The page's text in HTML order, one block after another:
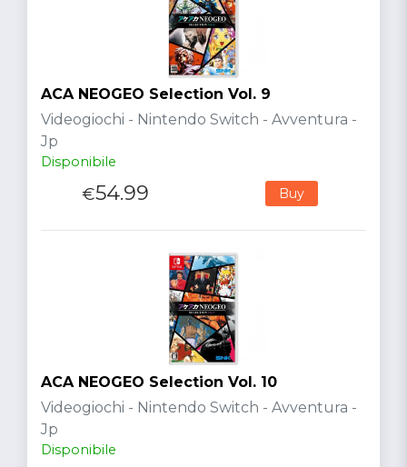
ACA NEOGEO Selection Vol. 9
Videogiochi - Nintendo Switch - Avventura -
Jp
Disponibile
€54.99 Buy
ACA NEOGEO Selection Vol. 10
Videogiochi - Nintendo Switch - Avventura -
Jp
Disponibile